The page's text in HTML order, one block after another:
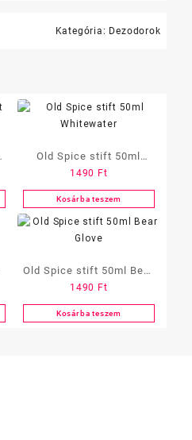
Kategória: Dezodorok
Old Spice stift 50ml
Whitewater
1490 Ft
Kosárba teszem
Old Spice stift 50ml Bear
Glove
1490 Ft
Kosárba teszem